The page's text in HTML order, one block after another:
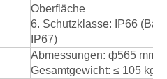
Oberfläche
6. Schutzklasse: IP66
IP67)
Abmessungen: ф565 mm
Gesamtgewicht: ≤ 105 kg